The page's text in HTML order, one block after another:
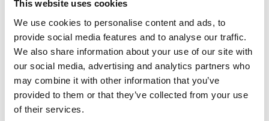
This website uses cookies
We use cookies to personalise content and ads, to
provide social media features and to analyse our traffic.
We also share information about your use of our site with
our social media, advertising and analytics partners who
may combine it with other information that you’ve
provided to them or that they’ve collected from your use
of their services.
weet je niet precies waar je staat? Tijdens
een gratis proefles bij Circle Fit krijg je direct
inzicht in je conditie en lichaam. Je ontdekt
jouw biologische leeftijd gebaseerd op je
spierkracht, flexibiliteit en hoe jouw lichaam
in balans is.. Oftewel: jouw échte biologische
leeftijd, los van wat er in je paspoort staat.
Boek nu je gratis proefles en ontdek jouw